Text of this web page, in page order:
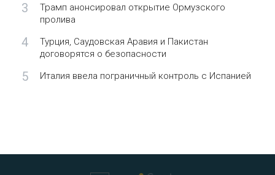
3
Трамп анонсировал открытие Ормузского
пролива
4
Турция, Саудовская Аравия и Пакистан
договорятся о безопасности
5 Италия ввела пограничный контроль с Испанией